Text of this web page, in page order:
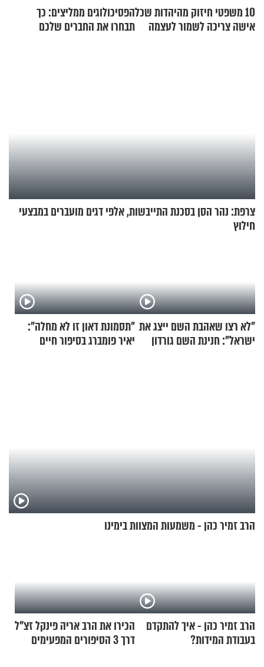
10 משפטי חיזוק מהיהדות שכל
אישה צריכה לשמור לעצמה
הפסיכולוגים ממליצים: כך
תבחרו את החברים שלכם
צרפת: נהר הסן בסכנת התייבשות, אלפי דגים מועברים במבצעי
חילוץ
"לא רצו שאהבת השם ייצג את
ישראל": חנינת השם גורדון
"תסמונת דאון זו לא מחלה":
יאיר פומברג בסיפור חיים
הרב זמיר כהן - משמעות המצוות בימינו
הרב זמיר כהן - איך להתקדם
בעבודת המידות?
הכירו את הרב אריה פינקל זצ"ל
דרך 3 הסיפורים המפעימים